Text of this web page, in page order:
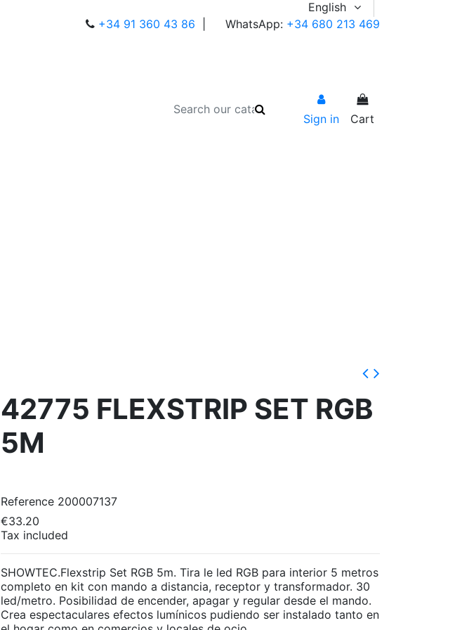
English
+34 91 360 43 86
WhatsApp: +34 680 213 469
Sign in Cart
42775 FLEXSTRIP SET RGB
5M
Reference 200007137
€33.20
Tax included
SHOWTEC.Flexstrip Set RGB 5m. Tira le led RGB para interior 5 metros
completo en kit con mando a distancia, receptor y transformador. 30
led/metro. Posibilidad de encender, apagar y regular desde el mando.
Crea espectaculares efectos lumínicos pudiendo ser instalado tanto en